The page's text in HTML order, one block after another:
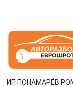
ИП ПОНАМАРЁВ